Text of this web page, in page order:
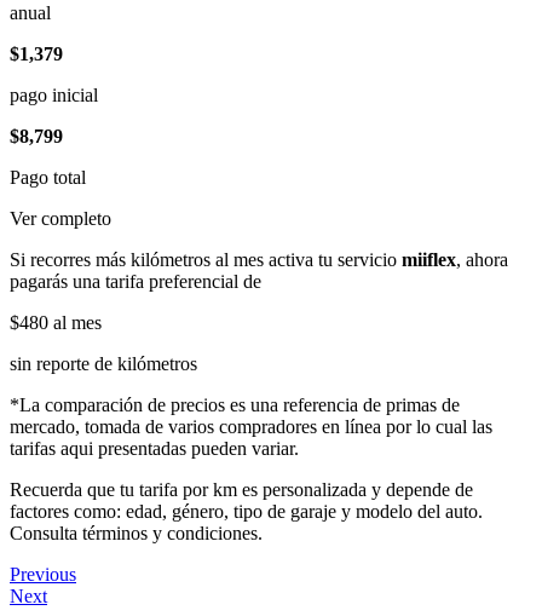
anual
$1,379
pago inicial
$8,799
Pago total
Ver completo
Si recorres más kilómetros al mes activa tu servicio miiflex, ahora
pagarás una tarifa preferencial de
$480 al mes
sin reporte de kilómetros
*La comparación de precios es una referencia de primas de
mercado, tomada de varios compradores en línea por lo cual las
tarifas aqui presentadas pueden variar.
Recuerda que tu tarifa por km es personalizada y depende de
factores como: edad, género, tipo de garaje y modelo del auto.
Consulta términos y condiciones.
Previous
Next